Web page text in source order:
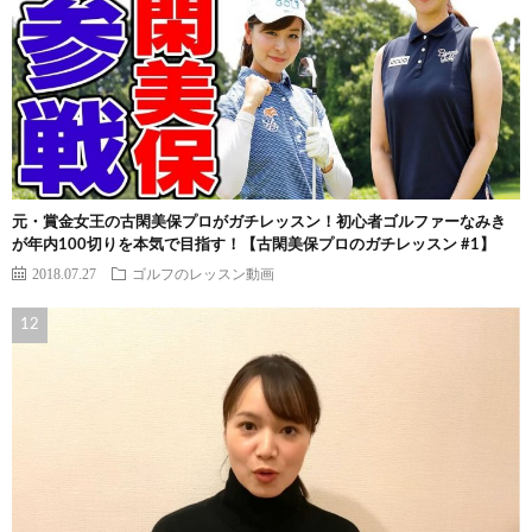
元・賞金女王の古閑美保プロがガチレッスン！初心者ゴルファーなみき
が年内100切りを本気で目指す！【古閑美保プロのガチレッスン #1】
2018.07.27 ゴルフのレッスン動画